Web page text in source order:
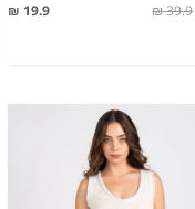
19.9 ₪ 39.9 ₪